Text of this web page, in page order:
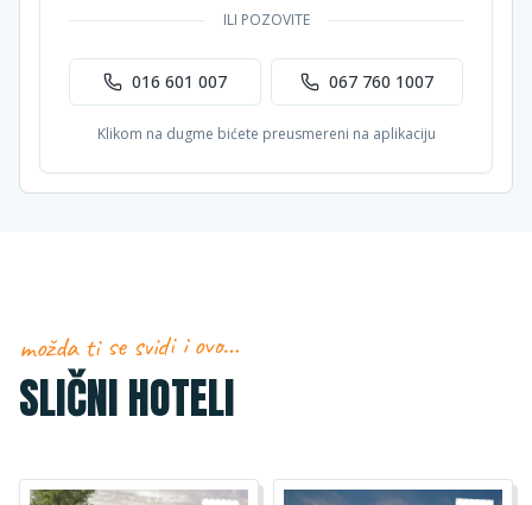
ILI POZOVITE
016 601 007 067 760 1007
Klikom na dugme bićete preusmereni na aplikaciju
možda ti se svidi i ovo…
SLIČNI HOTELI